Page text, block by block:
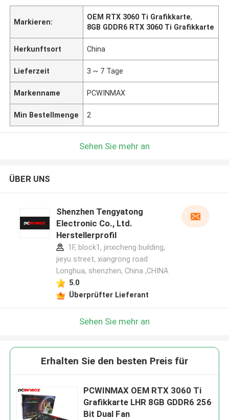
Markieren:
OEM RTX 3060 Ti Grafikkarte,
8GB GDDR6 RTX 3060 Ti Grafikkarte
Herkunftsort China
Lieferzeit 3 ~ 7 Tage
Markenname PCWINMAX
Min Bestellmenge 2
Sehen Sie mehr an
ÜBER UNS
Shenzhen Tengyatong
Electronic Co., Ltd.
Herstellerprofil
1F, block1, jinxicheng building,
jieyu street, xiangrong road
Longhua, shenzhen, China ,CHINA
5.0
Überprüfter Lieferant
Sehen Sie mehr an
Erhalten Sie den besten Preis für
PCWINMAX OEM RTX 3060 Ti
Grafikkarte LHR 8GB GDDR6 256
Bit Dual Fan